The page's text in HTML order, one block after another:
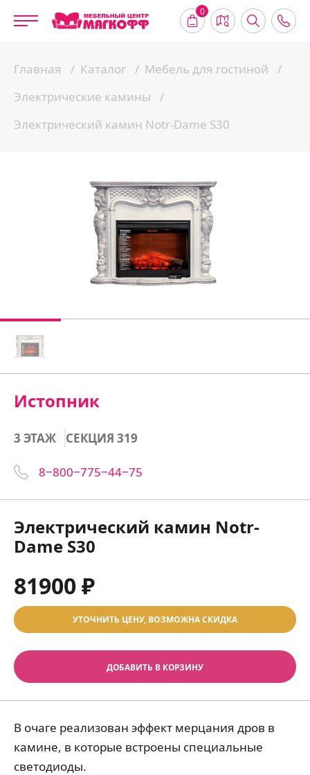
0
Главная Каталог
Мебель для гостиной
Электрические камины
Электрический камин Notr-Dame S30
Истопник
3 ЭТАЖ СЕКЦИЯ 319
8‒800‒775‒44‒75
Электрический камин Notr-
Dame S30
81900 ₽
УТОЧНИТЬ ЦЕНУ, ВОЗМОЖНА СКИДКА
ДОБАВИТЬ В КОРЗИНУ
В очаге реализован эффект мерцания дров в
камине, в которые встроены специальные
светодиоды.